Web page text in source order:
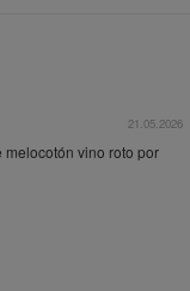
21.05.2026
vino roto por